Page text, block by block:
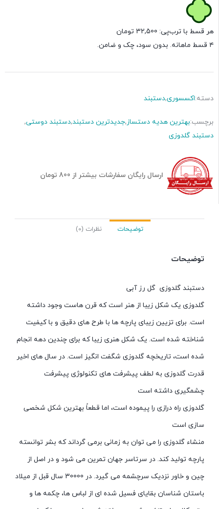
هر قسط با ترب‌پی: 32,500 تومان
۴ قسط ماهانه. بدون سود، چک و ضامن.
دسته:اکسسوری,دستبند
برچسب:بهترین هدیه دستساز,جدیدترین دستبند,دستبند دوستی,
دستبند گلدوزی
ارسال رایگان سفارشات بیشتر از 800 تومان
توضیحات نظرات (0)
توضیحات
دستبند گلدوزی گل رز آبی
گلدوزی یک شکل زیبا از هنر است که قرن هاست وجود داشته
است. برای تزیین زیبای پارچه ها با طرح های دقیق و با کیفیت
شناخته شده است. یک شکل هنری زیبا که برای چندین دهه انجام
شده است، تاریخچه گلدوزی شگفت انگیز است. در سال های اخیر
قدرت گلدوزی به لطف پیشرفت های تکنولوژی پیشرفت
چشمگیری داشته است
گلدوزی راه درازی را پیموده است، اما قطعاً بهترین شکل شخصی
سازی است
منشاء گلدوزی را می توان به زمانی برمی گرداند که بشر توانسته
پارچه تولید کند. در سرتاسر جهان تمرین می شود و در اصل از
چین و خاور نزدیک سرچشمه می گیرد. در 30000 سال قبل از میلاد
باستان شناسان بقایای فسیل شده ای از لباس ها، چکمه ها و